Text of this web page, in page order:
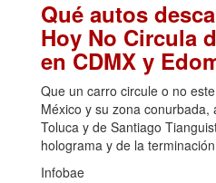
Qué autos
Hoy No Circula
en CDMX y
Que un carro circule o no
México y su zona
Toluca y de Santiago
holograma y de la
Infobae